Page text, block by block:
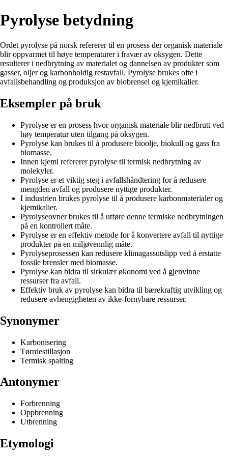
Pyrolyse betydning
Ordet pyrolyse på norsk refererer til en prosess der organisk materiale
blir oppvarmet til høye temperaturer i fravær av oksygen. Dette
resulterer i nedbrytning av materialet og dannelsen av produkter som
gasser, oljer og karbonholdig restavfall. Pyrolyse brukes ofte i
avfallsbehandling og produksjon av biobrensel og kjemikalier.
Eksempler på bruk
Pyrolyse er en prosess hvor organisk materiale blir nedbrutt ved
høy temperatur uten tilgang på oksygen.
Pyrolyse kan brukes til å produsere bioolje, biokull og gass fra
biomasse.
Innen kjemi refererer pyrolyse til termisk nedbrytning av
molekyler.
Pyrolyse er et viktig steg i avfallshåndtering for å redusere
mengden avfall og produsere nyttige produkter.
I industrien brukes pyrolyse til å produsere karbonmaterialer og
kjemikalier.
Pyrolyseovner brukes til å utføre denne termiske nedbrytningen
på en kontrollert måte.
Pyrolyse er en effektiv metode for å konvertere avfall til nyttige
produkter på en miljøvennlig måte.
Pyrolyseprosessen kan redusere klimagassutslipp ved å erstatte
fossile brensler med biomasse.
Pyrolyse kan bidra til sirkulær økonomi ved å gjenvinne
ressurser fra avfall.
Effektiv bruk av pyrolyse kan bidra til bærekraftig utvikling og
redusere avhengigheten av ikke-fornybare ressurser.
Synonymer
Karbonisering
Tørrdestillasjon
Termisk spalting
Antonymer
Forbrenning
Oppbrenning
Utbrenning
Etymologi